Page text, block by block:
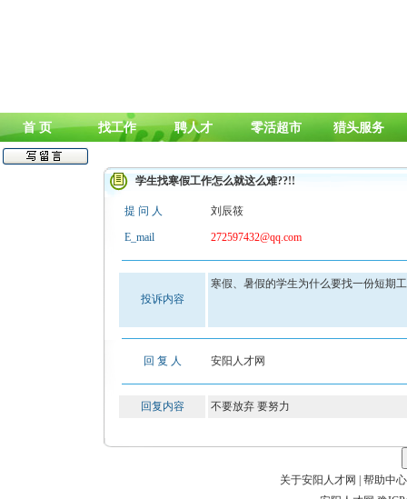
首 页 找工作 聘人才 零活超市 猎头服务
学生找寒假工作怎么就这么难??!!
提 问 人 刘辰筱
E_mail 272597432@qq.com
投诉内容
寒假、暑假的学生为什么要找一份短期
回 复 人 安阳人才网
回复内容 不要放弃 要努力
关于安阳人才网
帮助中心